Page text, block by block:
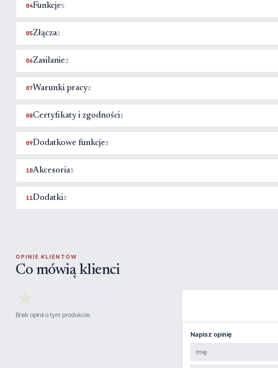
04Funkcje5
05Złącza2
06Zasilanie2
07Warunki pracy2
08Certyfikaty i zgodności2
09Dodatkowe funkcje3
10Akcesoria3
11Dodatki3
OPINIE KLIENTÓW
Co mówią klienci
Brak opinii o tym produkcie.
Napisz opinię